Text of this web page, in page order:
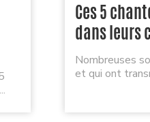
Ces 5
dans leurs
Nombreuses
et qui ont